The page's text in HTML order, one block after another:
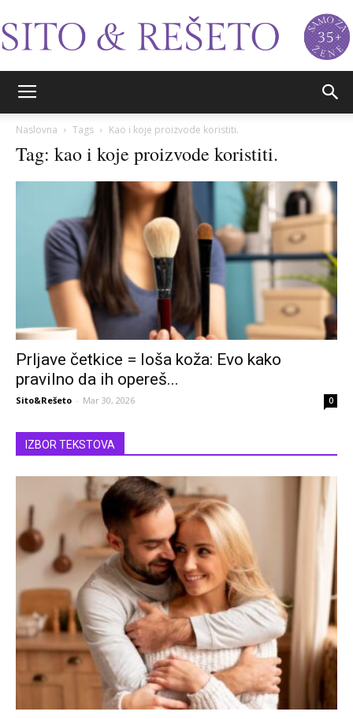
Naslovna Tags Kao i koje proizvode koristiti.
Tag: kao i koje proizvode koristiti.
Prljave četkice = loša koža: Evo kako
pravilno da ih opereš...
Sito&Rešeto - Mar 30, 2026 0
IZBOR TEKSTOVA